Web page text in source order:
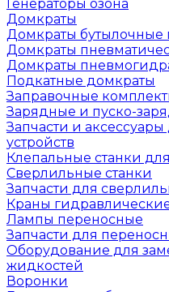
Генераторы озона
Домкраты
Домкраты бутылочные
Домкраты
Домкраты
Подкатные домкраты
Заправочные
Зарядные и пуско-
Запчасти и
устройств
Клепальные станки
Сверлильные станки
Запчасти для
Краны
Лампы переносные
Запчасти для
Оборудование для
жидкостей
Воронки